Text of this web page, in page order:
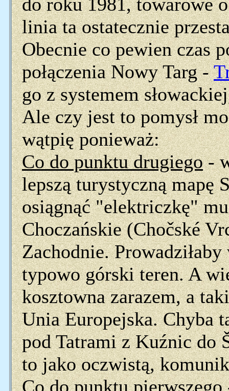
linia ta ostatecznie
Obecnie co pewien czas
połączenia Nowy Targ -
go z systemem
Ale czy jest to pomysł
wątpię ponieważ:
Co do punktu drugiego-
lepszą turystyczną mapę
osiągnąć "elektriczkę"
Choczańskie (Chočské
Zachodnie.
typowo górski teren. A
kosztowna zarazem, a
Unia Europejska. Chyba
pod Tatrami z Kuźnic do
to jako oczwistą,
Co do punktu pierwszego